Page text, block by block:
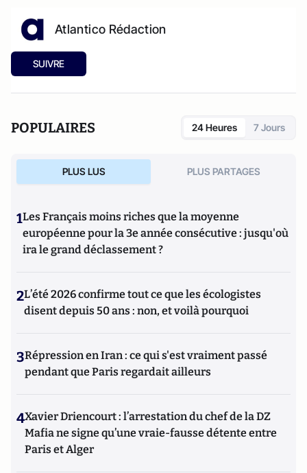
Atlantico Rédaction
SUIVRE
POPULAIRES 24 Heures 7 Jours
PLUS LUS PLUS PARTAGES
1Les Français moins riches que la moyenne
européenne pour la 3e année consécutive : jusqu'où
ira le grand déclassement ?
2L’été 2026 confirme tout ce que les écologistes
disent depuis 50 ans : non, et voilà pourquoi
3Répression en Iran : ce qui s'est vraiment passé
pendant que Paris regardait ailleurs
4Xavier Driencourt : l’arrestation du chef de la DZ
Mafia ne signe qu’une vraie-fausse détente entre
Paris et Alger